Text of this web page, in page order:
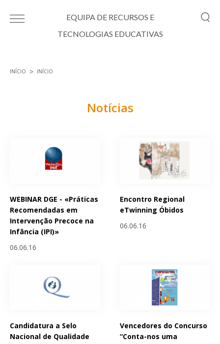
EQUIPA DE RECURSOS E
TECNOLOGIAS EDUCATIVAS
INÍCIO INÍCIO
Notícias
WEBINAR DGE - «Práticas
Recomendadas em
Intervenção Precoce na
Infância (IPI)»
06.06.16
Encontro Regional
eTwinning Óbidos
06.06.16
Candidatura a Selo
Nacional de Qualidade
Vencedores do Concurso
“Conta-nos uma
Páginas